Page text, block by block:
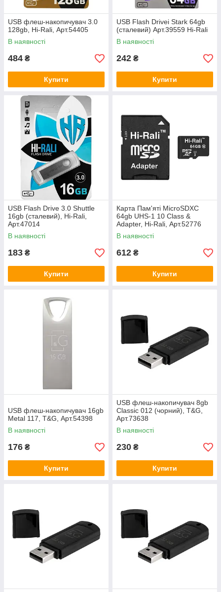
USB флеш-накопичувач 3.0
128gb, Hi-Ralі, Арт.54405
В наявності
484 ₴
Купити
USB Flash Drivei Stark 64gb
(сталевий) Арт.39559 Hi-Ralі
В наявності
242 ₴
Купити
USB Flash Drive 3.0 Shuttle
16gb (сталевий), Hi-Ralі,
Арт.47014
В наявності
183 ₴
Купити
Карта Пам'яті MicroSDXC
64gb UHS-1 10 Class &
Adapter, Hi-Ralі, Арт.52776
В наявності
612 ₴
Купити
USB флеш-накопичувач 16gb
Metal 117, T&G, Арт.54398
В наявності
176 ₴
Купити
USB флеш-накопичувач 8gb
Classic 012 (чорний), T&G,
Арт.73638
В наявності
230 ₴
Купити